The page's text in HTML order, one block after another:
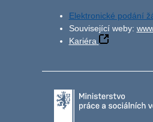
Elektronické podání
Související weby:
Kariéra